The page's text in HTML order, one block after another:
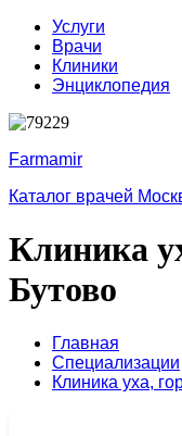
Услуги
Врачи
Клиники
Энциклопедия
Farmamir
Каталог врачей
Клиника
Бутово
Главная
Специализации
Клиника уха,